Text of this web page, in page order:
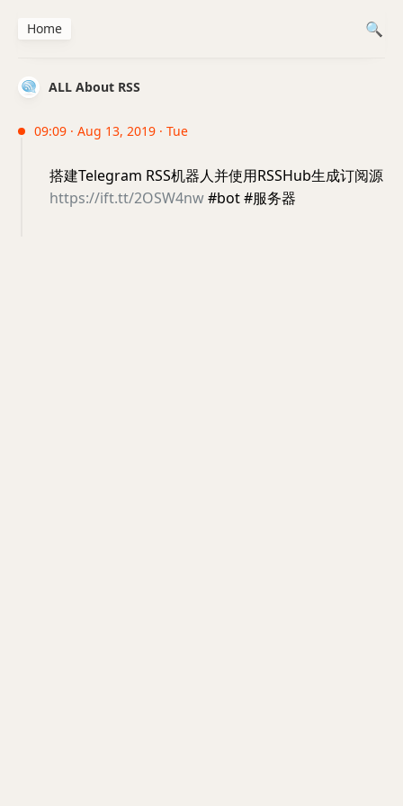
ALL About RSS
09:09 · Aug 13, 2019 · Tue
搭建Telegram RSS机器人并使用RSSHub生成订阅源
https://ift.tt/2OSW4nw#bot #服务器
Home